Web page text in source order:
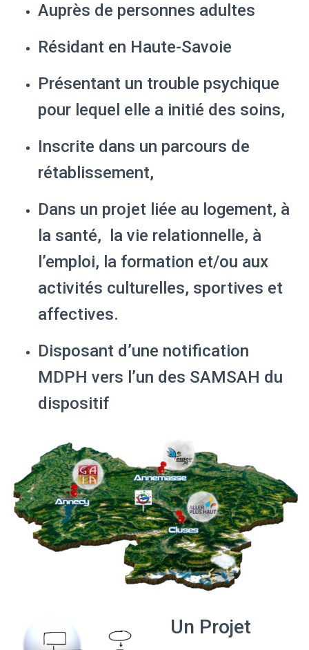
Auprès de personnes adultes
Résidant en Haute-Savoie
Présentant un trouble psychique
pour lequel elle a initié des soins,
Inscrite dans un parcours de
rétablissement,
Dans un projet liée au logement, à
la santé, la vie relationnelle, à
l’emploi, la formation et/ou aux
activités culturelles, sportives et
affectives.
Disposant d’une notification
MDPH vers l’un des SAMSAH du
dispositif
Un Projet